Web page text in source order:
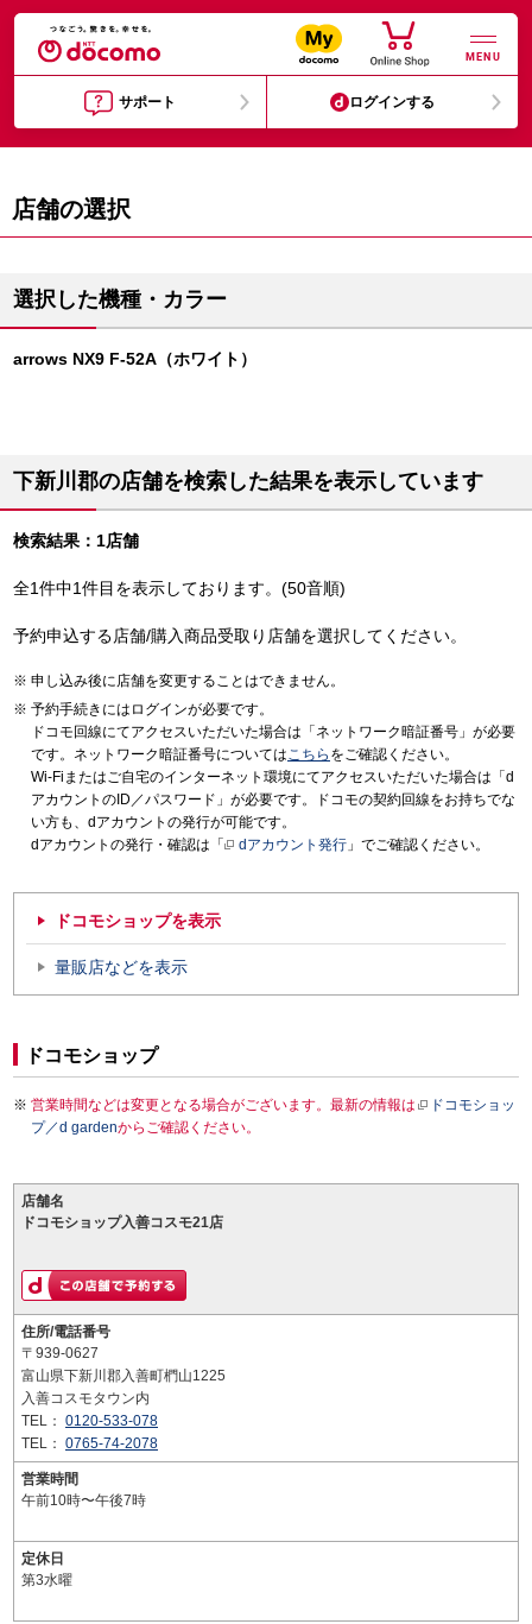
MENU
サポート ログインする
店舗の選択
選択した機種・カラー
arrows NX9 F-52A（ホワイト）
下新川郡の店舗を検索した結果を表示しています
検索結果：1店舗
全1件中1件目を表示しております。(50音順)
予約申込する店舗/購入商品受取り店舗を選択してください。
申し込み後に店舗を変更することはできません。
予約手続きにはログインが必要です。
ドコモ回線にてアクセスいただいた場合は「ネットワーク暗証番号」が必要
です。ネットワーク暗証番号についてはこちら をご確認ください。
Wi-Fiまたはご自宅のインターネット環境にてアクセスいただいた場合は「d
アカウントのID／パスワード」が必要です。ドコモの契約回線をお持ちでな
い方も、dアカウントの発行が可能です。
dアカウントの発行・確認は「
dアカウント発行 」でご確認ください。
ドコモショップを表示
量販店などを表示
ドコモショップ
営業時間などは変更となる場合がございます。最新の情報は
ドコモショッ
プ／d gardenからご確認ください。
店舗名
ドコモショップ入善コスモ21店
住所/電話番号
〒939-0627
富山県下新川郡入善町椚山1225
入善コスモタウン内
TEL： 0120-533-078
TEL： 0765-74-2078
営業時間
午前10時〜午後7時
定休日
第3水曜